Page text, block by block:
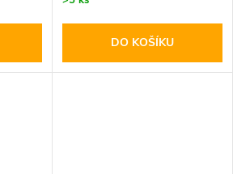
DO KOŠÍKU